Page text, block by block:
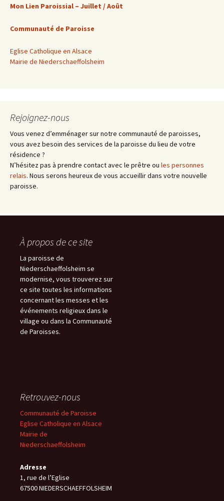
articles
Mon Lien Paroissial – Juillet / Août
Communauté de Paroisse
Eglise Catholique en Alsace
Mairie de Niederschaeffolsheim
Rejoignez-nous
Vous venez d’emménager sur notre communauté de paroisses,
vous avez besoin des services de la paroisse du lieu de votre
résidence ?
N’hésitez pas à prendre contact avec le prêtre ou les personnes
relais. Nous serons heureux de vous accueillir dans votre nouvelle
paroisse.
À propos de ce site
La paroisse de
Niederschaeffolsheim se
modernise, vous trouverez sur
ce site toutes les informations
concernant les messes et les
événements religieux dans le
village ou dans la Communauté
de Paroisses.
Retrouvez-nous
Communauté de Paroisse
Eglise Catholique en Alsace
Mairie de
Niederschaeffolsheim
Adresse
1, rue de l’Eglise
67500 NIEDERSCHAEFFOLSHEIM